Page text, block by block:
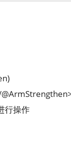
行操作